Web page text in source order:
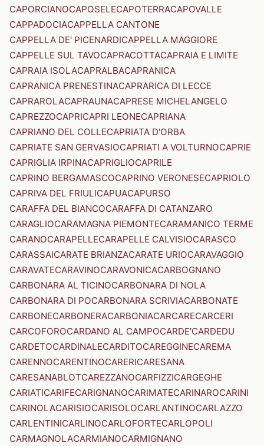
CAPORCIANOCAPOSELECAPOTERRACAPOVALLE
CAPPADOCIACAPPELLA CANTONE
CAPPELLA DE' PICENARDICAPPELLA MAGGIORE
CAPPELLE SUL TAVOCAPRACOTTACAPRAIA E LIMITE
CAPRAIA ISOLACAPRALBACAPRANICA
CAPRANICA PRENESTINACAPRARICA DI LECCE
CAPRAROLACAPRAUNACAPRESE MICHELANGELO
CAPREZZOCAPRICAPRI LEONECAPRIANA
CAPRIANO DEL COLLECAPRIATA D'ORBA
CAPRIATE SAN GERVASIOCAPRIATI A VOLTURNOCAPRIE
CAPRIGLIA IRPINACAPRIGLIOCAPRILE
CAPRINO BERGAMASCOCAPRINO VERONESECAPRIOLO
CAPRIVA DEL FRIULICAPUACAPURSO
CARAFFA DEL BIANCOCARAFFA DI CATANZARO
CARAGLIOCARAMAGNA PIEMONTECARAMANICO TERME
CARANOCARAPELLECARAPELLE CALVISIOCARASCO
CARASSAICARATE BRIANZACARATE URIOCARAVAGGIO
CARAVATECARAVINOCARAVONICACARBOGNANO
CARBONARA AL TICINOCARBONARA DI NOLA
CARBONARA DI POCARBONARA SCRIVIACARBONATE
CARBONECARBONERACARBONIACARCARECARCERI
CARCOFOROCARDANO AL CAMPOCARDE'CARDEDU
CARDETOCARDINALECARDITOCAREGGINECAREMA
CARENNOCARENTINOCARERICARESANA
CARESANABLOTCAREZZANOCARFIZZICARGEGHE
CARIATICARIFECARIGNANOCARIMATECARINAROCARINI
CARINOLACARISIOCARISOLOCARLANTINOCARLAZZO
CARLENTINICARLINOCARLOFORTECARLOPOLI
CARMAGNOLACARMIANOCARMIGNANO